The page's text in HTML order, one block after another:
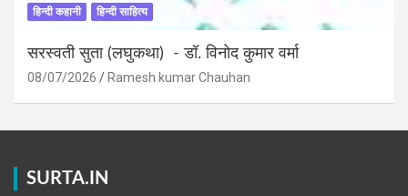
हिन्दी कहानी हिन्दी साहित्य
सरस्वती सुता (लघुकथा) ​- डॉ. विनोद कुमार वर्मा
08/07/2026 Ramesh kumar Chauhan
SURTA.IN